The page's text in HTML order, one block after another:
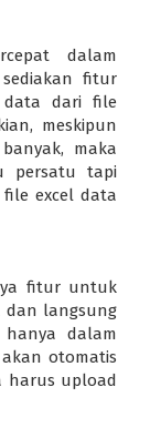
dalam
fitur
data dari file
meskipun
maka
persatu tapi
excel data
fitur untuk
dan langsung
hanya dalam
otomatis
harus upload